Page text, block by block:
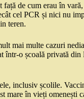
de cum erau în
cel PCR și nici nu
teren.
mai multe cazuri
într-o școală privată
inclusiv școlile.
mare în vieți omenești